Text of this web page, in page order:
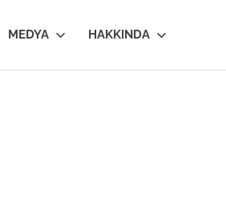
MEDYA HAKKINDA